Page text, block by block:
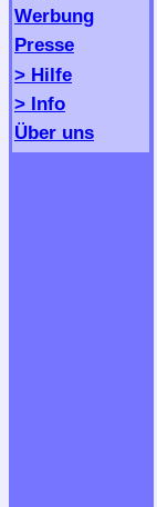
Werbung
Presse
> Hilfe
> Info
Über uns